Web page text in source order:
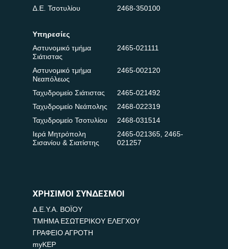
Δ.Ε. Τσοτυλίου
2468-350100
Υπηρεσίες
Αστυνομικό τμήμα
Σιάτιστας
2465-021111
Αστυνομικό τμήμα
Νεαπόλεως
2465-002120
Ταχυδρομείο Σιάτιστας
2465-021492
Ταχυδρομείο Νεάπολης
2468-022319
Ταχυδρομείο Τσοτυλίου
2468-031514
Ιερά Μητρόπολη
Σισανίου & Σιατίστης
2465-021365, 2465-
021257
ΧΡΗΣΙΜΟΙ ΣΥΝΔΕΣΜΟΙ
Δ.Ε.Υ.Α. ΒΟΪΟΥ
ΤΜΗΜΑ ΕΣΩΤΕΡΙΚΟΥ ΕΛΕΓΧΟΥ
ΓΡΑΦΕΙΟ ΑΓΡΟΤΗ
myKEP